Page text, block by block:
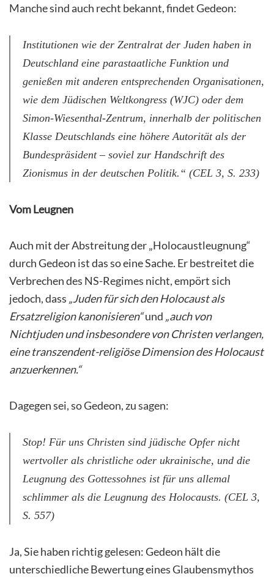
Manche sind auch recht bekannt, findet Gedeon:
Institutionen wie der Zentralrat der Juden haben in
Deutschland eine parastaatliche Funktion und
genießen mit anderen entsprechenden Organisationen,
wie dem Jüdischen Weltkongress (WJC) oder dem
Simon-Wiesenthal-Zentrum, innerhalb der politischen
Klasse Deutschlands eine höhere Autorität als der
Bundespräsident – soviel zur Handschrift des
Zionismus in der deutschen Politik.“ (CEL 3, S. 233)
Vom Leugnen
Auch mit der Abstreitung der „Holocaustleugnung“
durch Gedeon ist das so eine Sache. Er bestreitet die
Verbrechen des NS-Regimes nicht, empört sich
jedoch, dass „Juden für sich den Holocaust als
Ersatzreligion kanonisieren“und „auch von
Nichtjuden und insbesondere von Christen verlangen,
eine transzendent-religiöse Dimension des Holocaust
anzuerkennen.“
Dagegen sei, so Gedeon, zu sagen:
Stop! Für uns Christen sind jüdische Opfer nicht
wertvoller als christliche oder ukrainische, und die
Leugnung des Gottessohnes ist für uns allemal
schlimmer als die Leugnung des Holocausts. (CEL 3,
S. 557)
Ja, Sie haben richtig gelesen: Gedeon hält die
unterschiedliche Bewertung eines Glaubensmythos